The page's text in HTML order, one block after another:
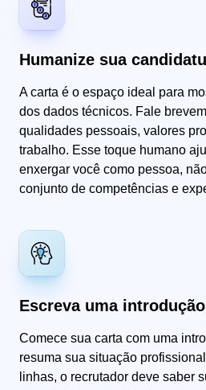
Humanize sua
A carta é o espaço ideal para
dos dados técnicos. Fale
qualidades pessoais, valores
trabalho. Esse toque humano
enxergar você como pessoa,
conjunto de competências e
Escreva uma
Comece sua carta com uma
resuma sua situação
linhas, o recrutador deve saber